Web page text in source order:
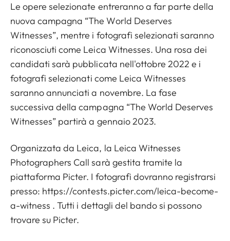
Le opere selezionate entreranno a far parte della
nuova campagna “The World Deserves
Witnesses”, mentre i fotografi selezionati saranno
riconosciuti come Leica Witnesses. Una rosa dei
candidati sarà pubblicata nell'ottobre 2022 e i
fotografi selezionati come Leica Witnesses
saranno annunciati a novembre. La fase
successiva della campagna “The World Deserves
Witnesses” partirà a gennaio 2023.
Organizzata da Leica, la Leica Witnesses
Photographers Call sarà gestita tramite la
piattaforma Picter. I fotografi dovranno registrarsi
presso: https://contests.picter.com/leica-become-
a-witness . Tutti i dettagli del bando si possono
trovare su Picter.